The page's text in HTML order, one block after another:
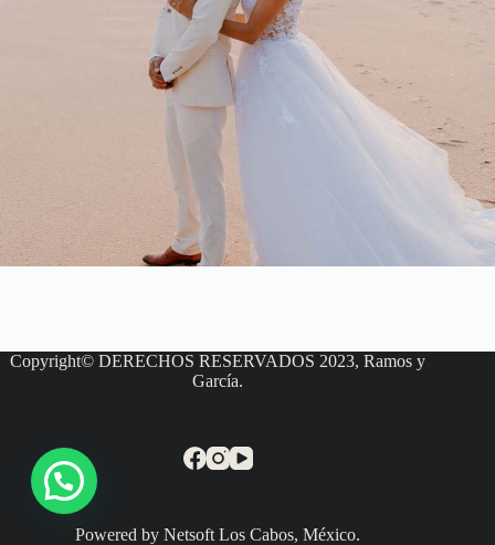
Copyright© DERECHOS RESERVADOS 2023, Ramos y
García.
Powered by Netsoft Los Cabos, México.